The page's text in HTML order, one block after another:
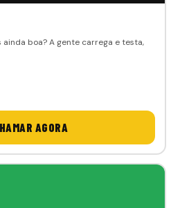
boa? A gente carrega e testa,
AGORA